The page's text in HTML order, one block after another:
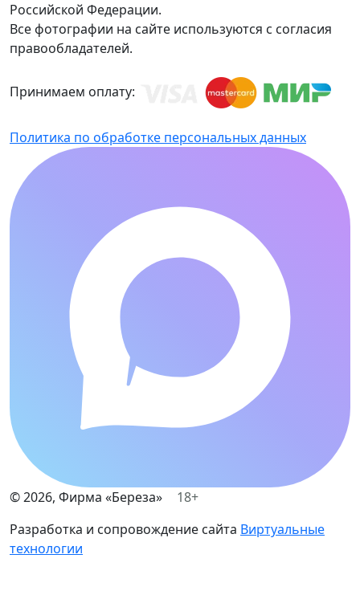
Российской Федерации.
Все фотографии на сайте используются с согласия
правообладателей.
Принимаем оплату:
Политика по обработке персональных данных
©2026, Фирма «Береза»
18+
Разработка и сопровождение сайта Виртуальные
технологии